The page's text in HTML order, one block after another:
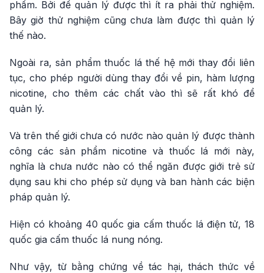
phẩm. Bởi để quản lý được thì ít ra phải thử nghiệm.
Bây giờ thử nghiệm cũng chưa làm được thì quản lý
thế nào.
Ngoài ra, sản phẩm thuốc lá thế hệ mới thay đổi liên
tục, cho phép người dùng thay đổi về pin, hàm lượng
nicotine, cho thêm các chất vào thì sẽ rất khó để
quản lý.
Và trên thế giới chưa có nước nào quản lý được thành
công các sản phẩm nicotine và thuốc lá mới này,
nghĩa là chưa nước nào có thể ngăn được giới trẻ sử
dụng sau khi cho phép sử dụng và ban hành các biện
pháp quản lý.
Hiện có khoảng 40 quốc gia cấm thuốc lá điện tử, 18
quốc gia cấm thuốc lá nung nóng.
Như vậy, từ bằng chứng về tác hại, thách thức về